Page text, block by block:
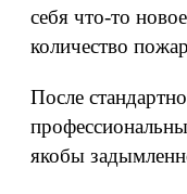
себя что-то
количество
После
якобы